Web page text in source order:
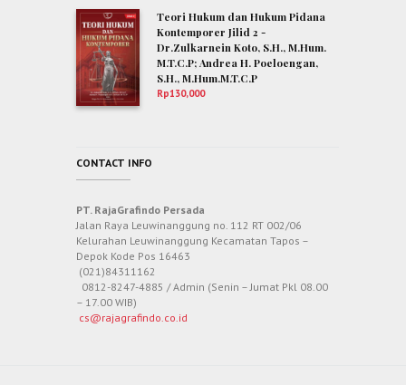
Teori Hukum dan Hukum Pidana
Kontemporer Jilid 2 -
Dr.Zulkarnein Koto, S.H., M.Hum.
M.T.C.P; Andrea H. Poeloengan,
S.H., M.Hum.M.T.C.P
Rp130,000
CONTACT INFO
PT. RajaGrafindo Persada
Jalan Raya Leuwinanggung no. 112 RT 002/06
Kelurahan Leuwinanggung Kecamatan Tapos –
Depok Kode Pos 16463
(021)84311162
0812-8247-4885 / Admin (Senin – Jumat Pkl 08.00
– 17.00 WIB)
cs@rajagrafindo.co.id